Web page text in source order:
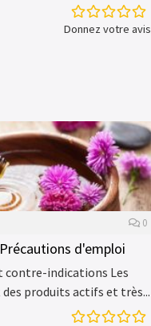
Donnez votre avis
0
d'emploi
contre-indications Les
produits actifs et très...